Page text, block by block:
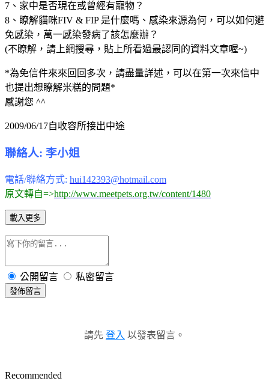
7、家中是否現在或曾經有寵物？
8、瞭解貓咪FIV & FIP 是什麼嗎、感染來源為何，可以如何避
免感染，萬一感染發病了該怎麼辦？
(不瞭解，請上網搜尋，貼上所看過最認同的資料文章喔~)
*為免信件來來回回多次，請盡量詳述，可以在第一次來信中
也提出想瞭解米糕的問題*
感謝您 ^^
2009/06/17自收容所接出中途
聯絡人: 李小姐
電話/聯絡方式: hui142393@hotmail.com
原文轉自=>http://www.meetpets.org.tw/content/1480
載入更多
公開留言 私密留言
發佈留言
請先 登入 以發表留言。
Recommended